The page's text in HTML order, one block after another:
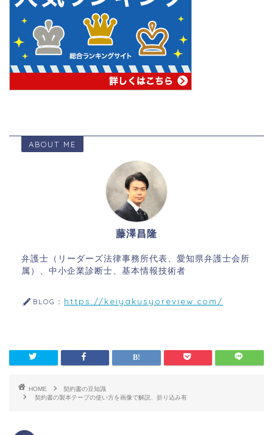
ABOUT ME
藤澤昌隆
弁護士（リーダーズ法律事務所代表、愛知県弁護士会所
属）、中小企業診断士、基本情報技術者
BLOG： https://keiyakusyoreview.com/
HOME
契約書の豆知識
契約書の製本テープの使い方を画像で解説、折り込み有